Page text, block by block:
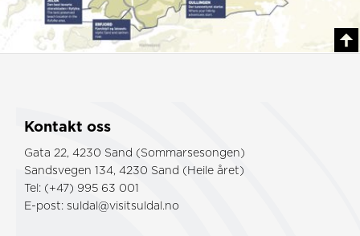
Kontakt oss
Gata 22, 4230 Sand (Sommarsesongen)
Sandsvegen 134, 4230 Sand (Heile året)
Tel: (+47) 995 63 001
E-post: suldal@visitsuldal.no